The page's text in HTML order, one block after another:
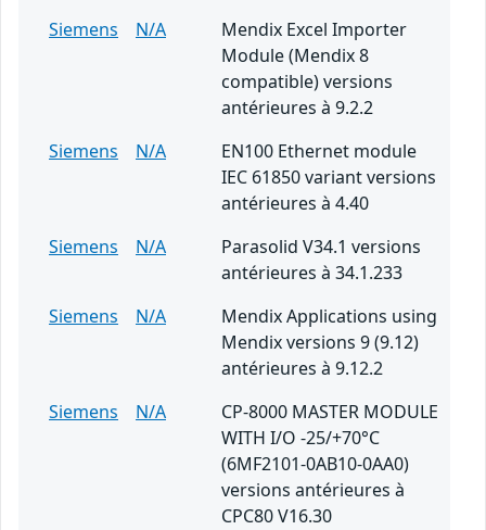
Siemens
N/A
Mendix Excel Importer
Module (Mendix 8
compatible) versions
antérieures à 9.2.2
Siemens
N/A
EN100 Ethernet module
IEC 61850 variant versions
antérieures à 4.40
Siemens
N/A
Parasolid V34.1 versions
antérieures à 34.1.233
Siemens
N/A
Mendix Applications using
Mendix versions 9 (9.12)
antérieures à 9.12.2
Siemens
N/A
CP-8000 MASTER MODULE
WITH I/O -25/+70°C
(6MF2101-0AB10-0AA0)
versions antérieures à
CPC80 V16.30